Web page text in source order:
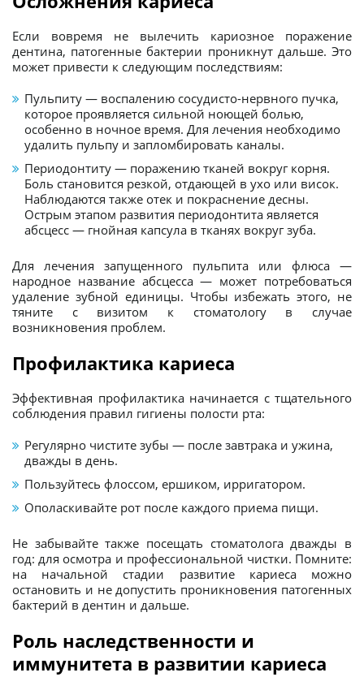
Если вовремя не вылечить кариозное поражение
дентина, патогенные бактерии проникнут дальше. Это
может привести к следующим последствиям:
Пульпиту — воспалению сосудисто-нервного пучка,
которое проявляется сильной ноющей болью,
особенно в ночное время. Для лечения необходимо
удалить пульпу и запломбировать каналы.
Периодонтиту — поражению тканей вокруг корня.
Боль становится резкой, отдающей в ухо или висок.
Наблюдаются также отек и покраснение десны.
Острым этапом развития периодонтита является
абсцесс — гнойная капсула в тканях вокруг зуба.
Для лечения запущенного пульпита или флюса —
народное название абсцесса — может потребоваться
удаление зубной единицы. Чтобы избежать этого, не
тяните с визитом к стоматологу в случае
возникновения проблем.
Профилактика кариеса
Эффективная профилактика начинается с тщательного
соблюдения правил гигиены полости рта:
Регулярно чистите зубы — после завтрака и ужина,
дважды в день.
Пользуйтесь флоссом, ершиком, ирригатором.
Ополаскивайте рот после каждого приема пищи.
Не забывайте также посещать стоматолога дважды в
год: для осмотра и профессиональной чистки. Помните:
на начальной стадии развитие кариеса можно
остановить и не допустить проникновения патогенных
бактерий в дентин и дальше.
Роль наследственности и
иммунитета в развитии кариеса